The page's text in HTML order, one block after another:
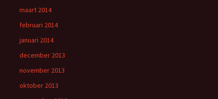
maart 2014
februari 2014
januari 2014
december 2013
november 2013
oktober 2013